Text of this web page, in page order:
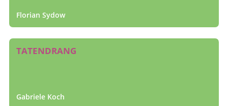
Florian Sydow
TATENDRANG
Gabriele Koch